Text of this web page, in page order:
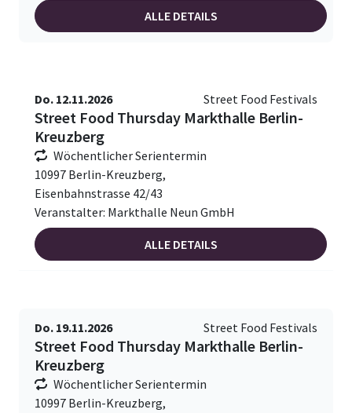
ALLE DETAILS
Do. 12.11.2026 Street Food Festivals
Street Food Thursday Markthalle Berlin-
Kreuzberg
Wöchentlicher Serientermin
10997 Berlin-Kreuzberg,
Eisenbahnstrasse 42/43
Veranstalter: Markthalle Neun GmbH
ALLE DETAILS
Do. 19.11.2026 Street Food Festivals
Street Food Thursday Markthalle Berlin-
Kreuzberg
Wöchentlicher Serientermin
10997 Berlin-Kreuzberg,